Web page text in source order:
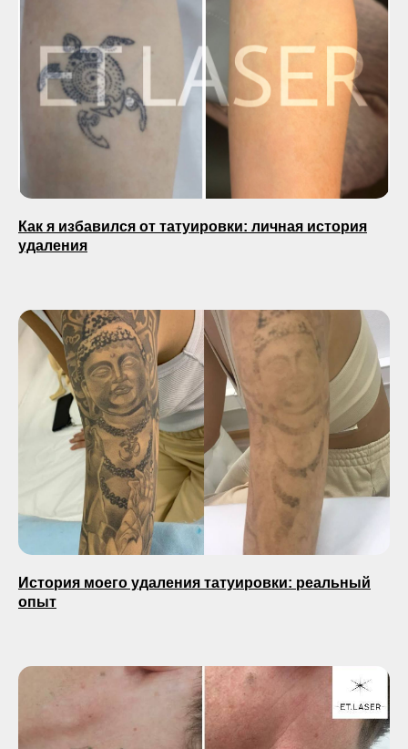
Как я избавился от татуировки: личная история
удаления
История моего удаления татуировки: реальный
опыт